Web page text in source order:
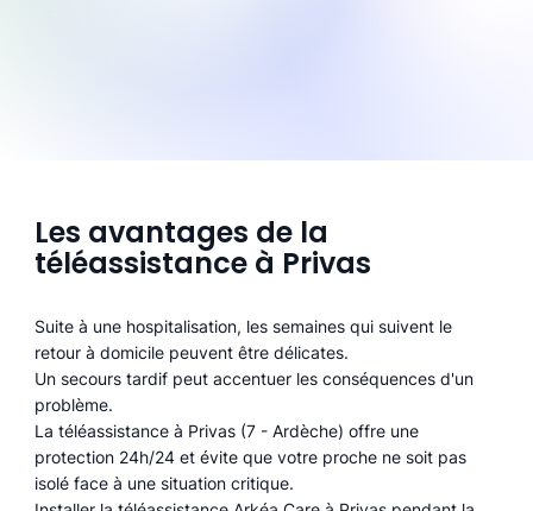
Les avantages de la
téléassistance à Privas
Suite à une hospitalisation, les semaines qui suivent le
retour à domicile peuvent être délicates.
Un secours tardif peut accentuer les conséquences d'un
problème.
La téléassistance à Privas (7 - Ardèche) offre une
protection 24h/24 et évite que votre proche ne soit pas
isolé face à une situation critique.